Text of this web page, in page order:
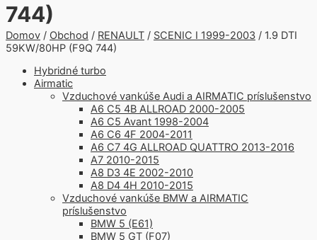
744)
Domov / Obchod / RENAULT / SCENIC I 1999-2003 / 1.9 DTI
59KW/80HP (F9Q 744)
Hybridné turbo
Airmatic
Vzduchové vankúše Audi a AIRMATIC príslušenstvo
A6 C5 4B ALLROAD 2000-2005
A6 C5 Avant 1998-2004
A6 C6 4F 2004-2011
A6 C7 4G ALLROAD QUATTRO 2013-2016
A7 2010-2015
A8 D3 4E 2002-2010
A8 D4 4H 2010-2015
Vzduchové vankúše BMW a AIRMATIC
príslušenstvo
BMW 5 (E61)
BMW 5 GT (F07)